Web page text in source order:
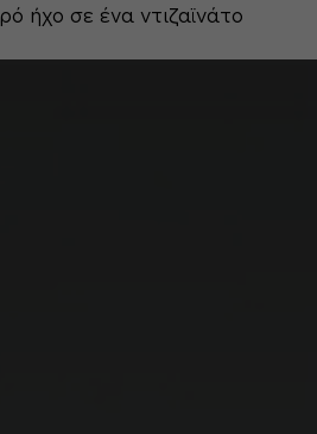
ήχο σε ένα ντιζαϊνάτο